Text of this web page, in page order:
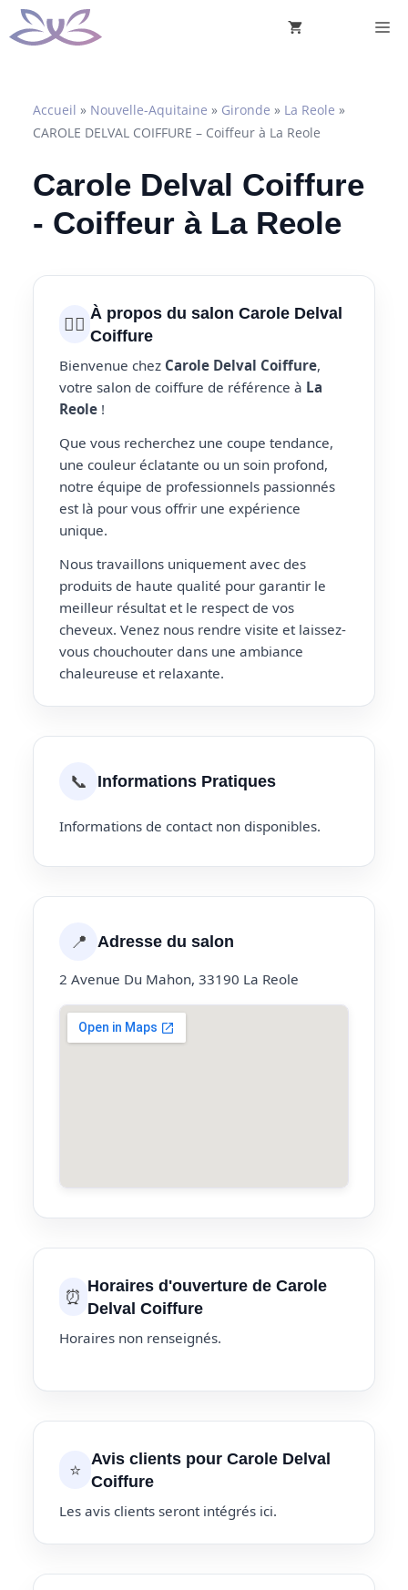
Aller
au
Accueil » Nouvelle-Aquitaine » Gironde » La Reole »
CAROLE DELVAL COIFFURE – Coiffeur à La Reole
Carole Delval Coiffure
- Coiffeur à La Reole
💇‍♀️ À propos du salon Carole Delval
Coiffure
Bienvenue chez Carole Delval Coiffure,
votre salon de coiffure de référence à La
Reole !
Que vous recherchez une coupe tendance,
une couleur éclatante ou un soin profond,
notre équipe de professionnels passionnés
est là pour vous offrir une expérience
unique.
Nous travaillons uniquement avec des
produits de haute qualité pour garantir le
meilleur résultat et le respect de vos
cheveux. Venez nous rendre visite et laissez-
vous chouchouter dans une ambiance
chaleureuse et relaxante.
📞 Informations Pratiques
Informations de contact non disponibles.
📍 Adresse du salon
2 Avenue Du Mahon, 33190 La Reole
⏰ Horaires d'ouverture de Carole
Delval Coiffure
Horaires non renseignés.
⭐ Avis clients pour Carole Delval
Coiffure
Les avis clients seront intégrés ici.